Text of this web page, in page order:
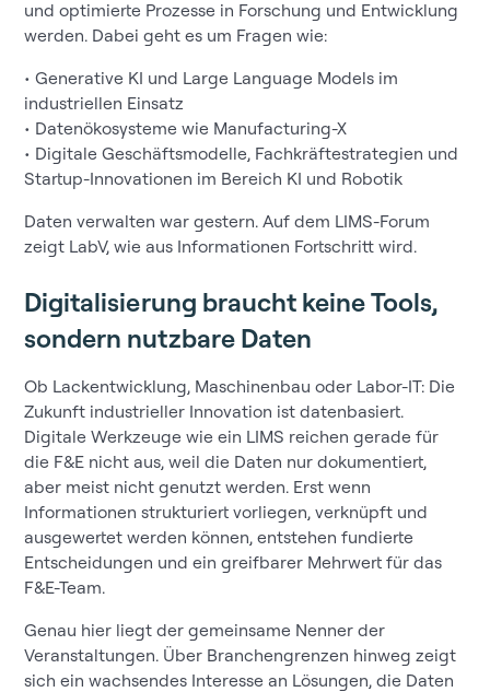
und optimierte Prozesse in Forschung und Entwicklung
werden. Dabei geht es um Fragen wie:
• Generative KI und Large Language Models im
industriellen Einsatz
• Datenökosysteme wie Manufacturing-X
• Digitale Geschäftsmodelle, Fachkräftestrategien und
Startup-Innovationen im Bereich KI und Robotik
Daten verwalten war gestern. Auf dem LIMS-Forum
zeigt LabV, wie aus Informationen Fortschritt wird.
Digitalisierung braucht keine Tools,
sondern nutzbare Daten
Ob Lackentwicklung, Maschinenbau oder Labor-IT: Die
Zukunft industrieller Innovation ist datenbasiert.
Digitale Werkzeuge wie ein LIMS reichen gerade für
die F&E nicht aus, weil die Daten nur dokumentiert,
aber meist nicht genutzt werden. Erst wenn
Informationen strukturiert vorliegen, verknüpft und
ausgewertet werden können, entstehen fundierte
Entscheidungen und ein greifbarer Mehrwert für das
F&E-Team.
Genau hier liegt der gemeinsame Nenner der
Veranstaltungen. Über Branchengrenzen hinweg zeigt
sich ein wachsendes Interesse an Lösungen, die Daten